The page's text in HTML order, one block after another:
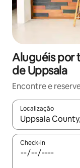
Aluguéis por
de Uppsala
Encontre e
Localização
Quando os
Check-in